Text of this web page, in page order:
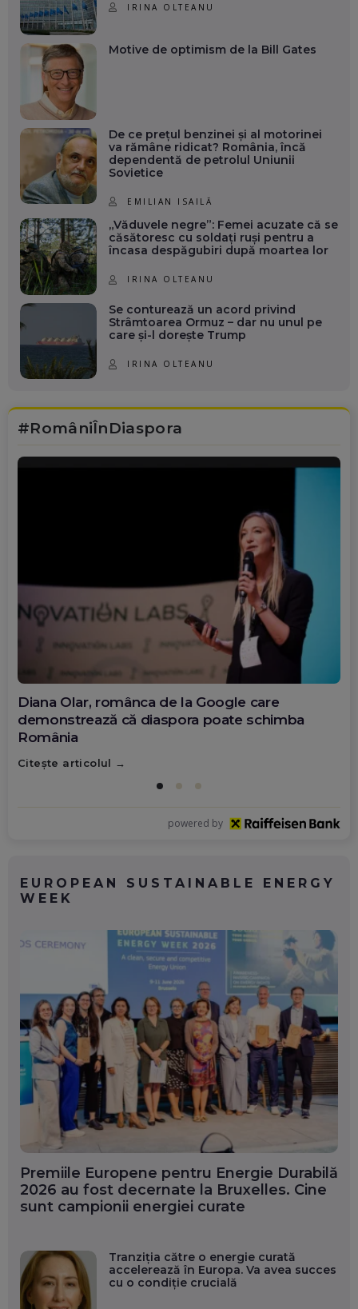
IRINA OLTEANU
Motive de optimism de la Bill Gates
De ce prețul benzinei și al motorinei
va rămâne ridicat? România, încă
dependentă de petrolul Uniunii
Sovietice
EMILIAN ISAILĂ
„Văduvele negre”: Femei acuzate că se
căsătoresc cu soldați ruși pentru a
încasa despăgubiri după moartea lor
IRINA OLTEANU
Se conturează un acord privind
Strâmtoarea Ormuz – dar nu unul pe
care și-l dorește Trump
IRINA OLTEANU
#RomâniÎnDiaspora
Diana Olar, românca de la Google care
demonstrează că diaspora poate schimba
România
Citește articolul
powered by
EUROPEAN SUSTAINABLE ENERGY
WEEK
Premiile Europene pentru Energie Durabilă
2026 au fost decernate la Bruxelles. Cine
sunt campionii energiei curate
Tranziția către o energie curată
accelerează în Europa. Va avea succes
cu o condiție crucială